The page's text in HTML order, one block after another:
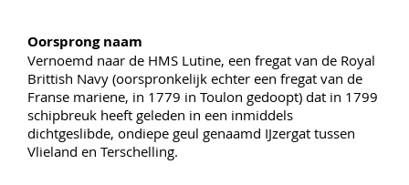
Oorsprong naam
Vernoemd naar de HMS Lutine, een fregat van de Royal
Brittish Navy (oorspronkelijk echter een fregat van de
Franse mariene, in 1779 in Toulon gedoopt) dat in 1799
schipbreuk heeft geleden in een inmiddels
dichtgeslibde, ondiepe geul genaamd IJzergat tussen
Vlieland en Terschelling.